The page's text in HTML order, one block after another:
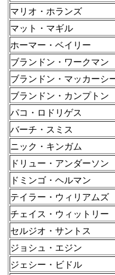
マリオ・ホランズ
マット・マギル
ホーマー・ベイリー
ブランドン・ワークマン
ブランドン・マッカーシ
ブランドン・カンプトン
パコ・ロドリゲス
バーチ・スミス
ニック・キンガム
ドリュー・アンダーソン
ドミンゴ・ヘルマン
テイラー・ウィリアムズ
チェイス・ウィットリー
セルジオ・サントス
ジョシュ・エジン
ジェシー・ビドル